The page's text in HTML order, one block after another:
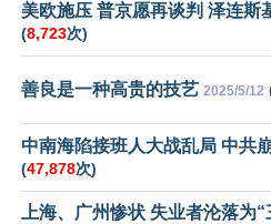
美欧施压 普京愿再谈判 泽连斯
(8,723次)
善良是一种高贵的技艺 2025/5/12
中南海陷接班人大战乱局 中共
(47,878次)
上海、广州惨状 失业者沦落为